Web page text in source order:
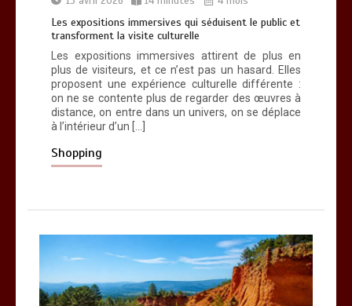
contemporain
14 minutes
Les expositions immersives qui séduisent le public et
transforment la visite culturelle
Les expositions immersives attirent de plus en
plus de visiteurs, et ce n’est pas un hasard. Elles
proposent une expérience culturelle différente :
on ne se contente plus de regarder des œuvres à
distance, on entre dans un univers, on se déplace
à l’intérieur d’un […]
Shopping